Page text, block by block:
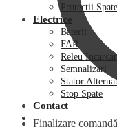
Finalizare comandă
Protectii Spate
Electrice
Baterii
FAR
Releu
Semnalizari
Stator
Stop Spate
Contact